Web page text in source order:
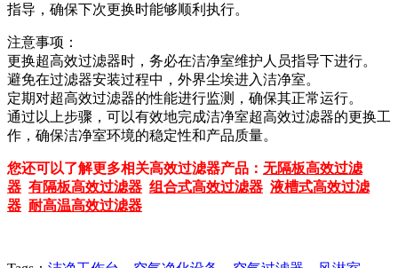
指导，确保下次更换时能够顺利执行。
注意事项：
更换超高效过滤器时，务必在洁净室维护人员指导下进行。
避免在过滤器安装过程中，外界尘埃进入洁净室。
定期对超高效过滤器的性能进行监测，确保其正常运行。
通过以上步骤，可以有效地完成洁净室超高效过滤器的更换工
作，确保洁净室环境的稳定性和产品质量。
您还可以了解更多相关高效过滤器产品： 无隔板高效过滤
器 有隔板高效过滤器 组合式高效过滤器 液槽式高效过滤
器 耐高温高效过滤器